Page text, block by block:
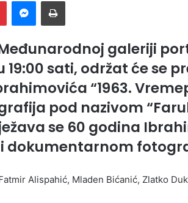
galeriji
19:00 sati, održat će se
“1963.
pod nazivom
se 60 godina
dokumentarnom
Alispahić, Mladen Bićanić, Zlatko